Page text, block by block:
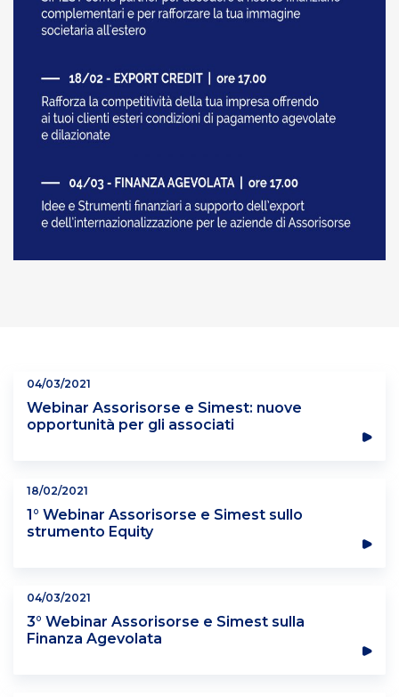
Webinar Assorisorse e Simest: nuove
opportunità per gli associati
04/03/2021
1° Webinar Assorisorse e Simest sullo
strumento Equity
18/02/2021
3° Webinar Assorisorse e Simest sulla
Finanza Agevolata
04/03/2021